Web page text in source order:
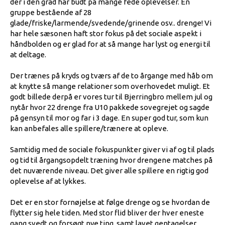
der i den grad har budt på mange fede oplevelser. En
gruppe bestående af 28
glade/friske/larmende/svedende/grinende osv.. drenge! Vi
har hele sæsonen haft stor fokus på det sociale aspekt i
håndbolden og er glad for at så mange har lyst og energi til
at deltage.
Der trænes på kryds og tværs af de to årgange med håb om
at knytte så mange relationer som overhovedet muligt. Et
godt billede derpå er vores tur til Bjerringbro mellem jul og
nytår hvor 22 drenge fra U10 pakkede sovegrejet og sagde
på gensyn til mor og far i 3 dage. En super god tur, som kun
kan anbefales alle spillere/trænere at opleve.
Samtidig med de sociale fokuspunkter giver vi af og til plads
og tid til årgangsopdelt træning hvor drengene matches på
det nuværende niveau. Det giver alle spillere en rigtig god
oplevelse af at lykkes.
Det er en stor fornøjelse at følge drenge og se hvordan de
flytter sig hele tiden. Med stor flid bliver der hver eneste
gang svedt og forsøgt nye ting, samt lavet gentagelser.